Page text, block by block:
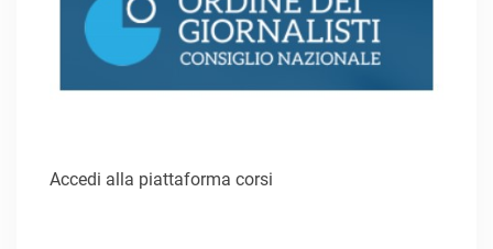
Accedi alla piattaforma corsi